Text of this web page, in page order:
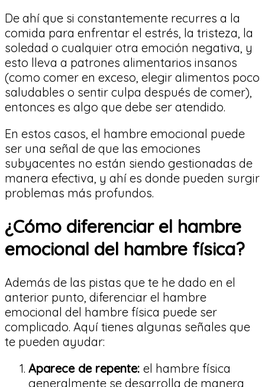
De ahí que si constantemente recurres a la
comida para enfrentar el estrés, la tristeza, la
soledad o cualquier otra emoción negativa, y
esto lleva a patrones alimentarios insanos
(como comer en exceso, elegir alimentos poco
saludables o sentir culpa después de comer),
entonces es algo que debe ser atendido.
En estos casos, el hambre emocional puede
ser una señal de que las emociones
subyacentes no están siendo gestionadas de
manera efectiva, y ahí es donde pueden surgir
problemas más profundos.
¿Cómo diferenciar el hambre
emocional del hambre física?
Además de las pistas que te he dado en el
anterior punto, diferenciar el hambre
emocional del hambre física puede ser
complicado. Aquí tienes algunas señales que
te pueden ayudar:
Aparece de repente: el hambre física
generalmente se desarrolla de manera